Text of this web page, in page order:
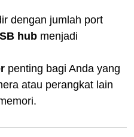
dengan jumlah port
hub menjadi
penting bagi Anda yang
atau perangkat lain